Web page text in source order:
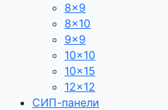
8×9
8×10
9×9
10×10
10×15
12×12
СИП-панели